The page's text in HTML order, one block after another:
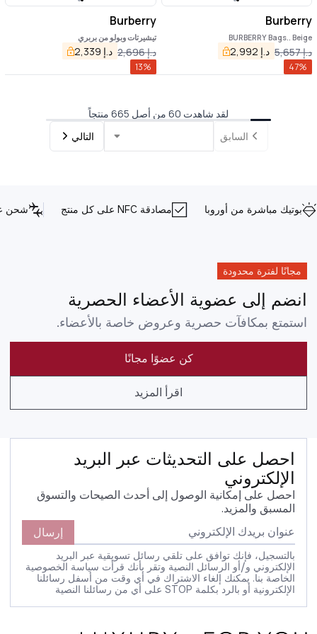
Burberry
BURBERRY Bags.. Beige
د.إ5,657 د.إ 2,992
47%
Burberry
تيشيرتات وبولو من بربري
د.إ2,696 د.إ 2,339
13%
لقد شاهدت 60 من أصل 665 منتجاً
السابق
التالي
بوتيك مباشرة من أوروبا مصادقة NFC على كل منتج شحن
مجانًا لفترة محدودة
انضم إلى عضوية الأعضاء الحصرية
استمتع بمكافآت حصرية وعروض خاصة بالأعضاء.
كن عضوًا مجانًا
اقرأ المزيد
احصل على التحديثات عبر البريد
الإلكتروني
احصل على إمكانية الوصول إلى أحدث الصيحات والتسوق
المسبق والمزيد.
إرسال
بالتسجيل، فإنك توافق على تلقي رسائل تسويقية عبر البريد
الإلكتروني و/أو الرسائل النصية وتقر بأنك قرأت سياسة الخصوصية
الخاصة بنا. يمكنك إلغاء الاشتراك في أي وقت من أسفل رسائلنا
الإلكترونية أو بالرد بكلمة STOP على أي من رسائلنا النصية